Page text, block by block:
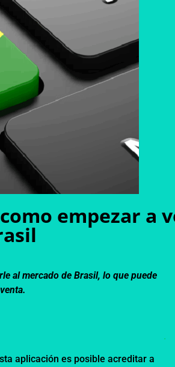
empezar a
al mercado de Brasil, lo que puede
.
aplicación es posible acreditar a